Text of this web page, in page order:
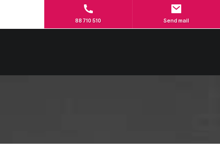
88 710 510 Send mail